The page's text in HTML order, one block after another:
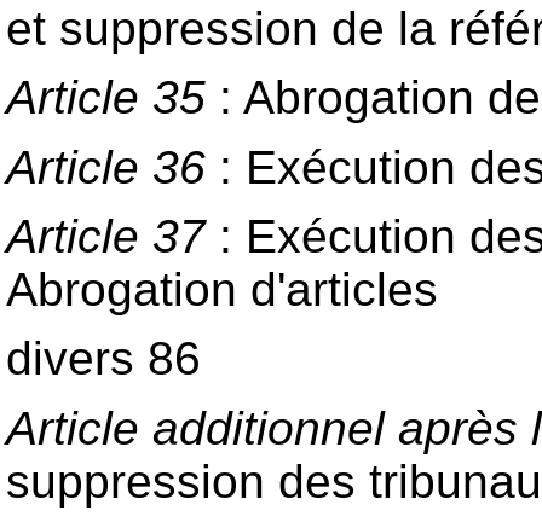
et suppression de la
Article 35 : Abrogation
Article 36 : Exécution
Article 37: Exécution
Abrogation d'articles
divers 86
Article additionnel après
suppression des